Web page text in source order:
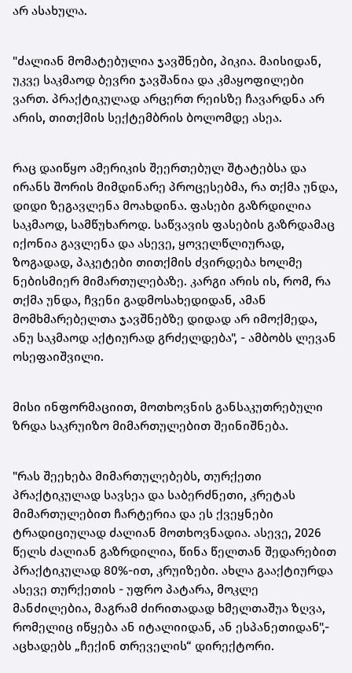
არ ასახულა.
"ძალიან მომატებულია ჯავშნები, პიკია. მაისიდან,
უკვე საკმაოდ ბევრი ჯავშანია და კმაყოფილები
ვართ. პრაქტიკულად არცერთ რეისზე ჩავარდნა არ
არის, თითქმის სექტემბრის ბოლომდე ასეა.
რაც დაიწყო ამერიკის შეერთებულ შტატებსა და
ირანს შორის მიმდინარე პროცესებმა, რა თქმა უნდა,
დიდი ზეგავლენა მოახდინა. ფასები გაზრდილია
საკმაოდ, სამწუხაროდ. საწვავის ფასების გაზრდამაც
იქონია გავლენა და ასევე, ყოველწლიურად,
ზოგადად, პაკეტები თითქმის ძვირდება ხოლმე
ნებისმიერ მიმართულებაზე. კარგი არის ის, რომ, რა
თქმა უნდა, ჩვენი გადმოსახედიდან, ამან
მომხმარებელთა ჯავშნებზე დიდად არ იმოქმედა,
ანუ საკმაოდ აქტიურად გრძელდება", - ამბობს ლევან
ოსეფაიშვილი.
მისი ინფორმაციით, მოთხოვნის განსაკუთრებული
ზრდა საკრუიზო მიმართულებით შეინიშნება.
"რას შეეხება მიმართულებებს, თურქეთი
პრაქტიკულად სავსეა და საბერძნეთი, კრეტას
მიმართულებით ჩარტერია და ეს ქვეყნები
ტრადიციულად ძალიან მოთხოვნადია. ასევე, 2026
წელს ძალიან გაზრდილია, წინა წელთან შედარებით
პრაქტიკულად 80%-ით, კრუიზები. ახლა გააქტიურდა
ასევე თურქეთის - უფრო პატარა, მოკლე
მანძილებია, მაგრამ ძირითადად ხმელთაშუა ზღვა,
რომელიც იწყება ან იტალიიდან, ან ესპანეთიდან",-
აცხადებს „ჩექინ თრეველის“ დირექტორი.